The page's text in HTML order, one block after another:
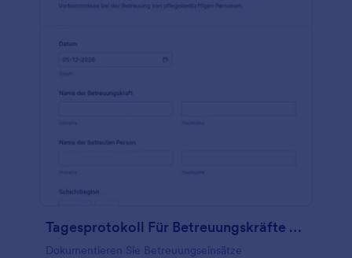
Tagesprotokoll Für Betreuungskräfte Formular
Dokumentieren Sie Betreuungseinsätze